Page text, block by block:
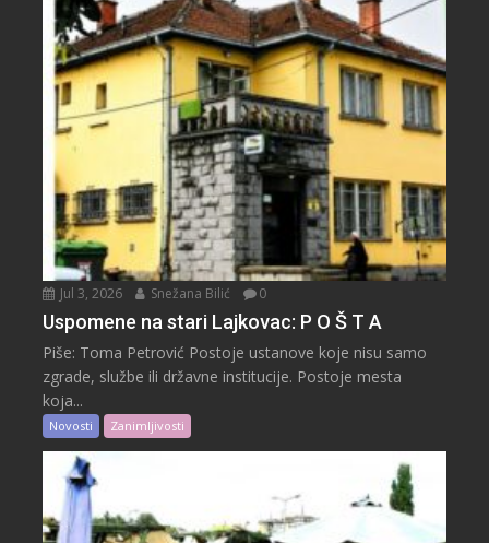
Jul 3, 2026 Snežana Bilić 0
Uspomene na stari Lajkovac: P O Š T A
Piše: Toma Petrović Postoje ustanove koje nisu samo
zgrade, službe ili državne institucije. Postoje mesta
koja...
Novosti Zanimljivosti